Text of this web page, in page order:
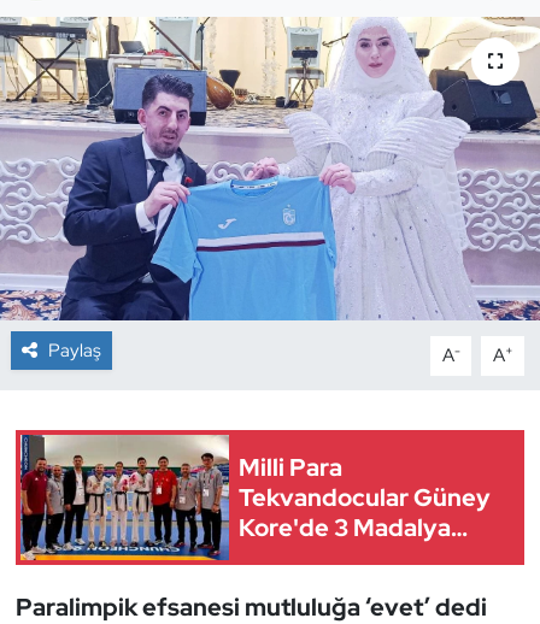
Paylaş A- A+
Milli Para
Tekvandocular Güney
Kore'de 3 Madalya
Kazandı
Paralimpik efsanesi mutluluğa ‘evet’ dedi
Buz Hokeyi
Buz Pateni
Çim Hokeyi
Cimnastik
Curling
Dağcılık
Dans Sporları
Dövüş Sanatı
E-Spor
Eskrim